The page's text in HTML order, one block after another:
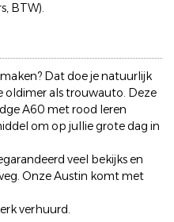
BTW).
Dat doe je natuurlijk
oldimer als trouwauto. Deze
A60 met rood leren
om op jullie grote dag in
veel bekijks en
Onze Austin komt met
verhuurd.